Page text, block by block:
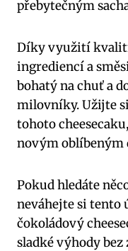
přebytečným
Díky využití⁤
‍ingrediencí a
bohatý⁢ na​ chuť a
milovníky. Užijte
tohoto
novým oblíbeným
Pokud ​hledáte
⁣neváhejte ‌si tento
čokoládový
sladké výhody